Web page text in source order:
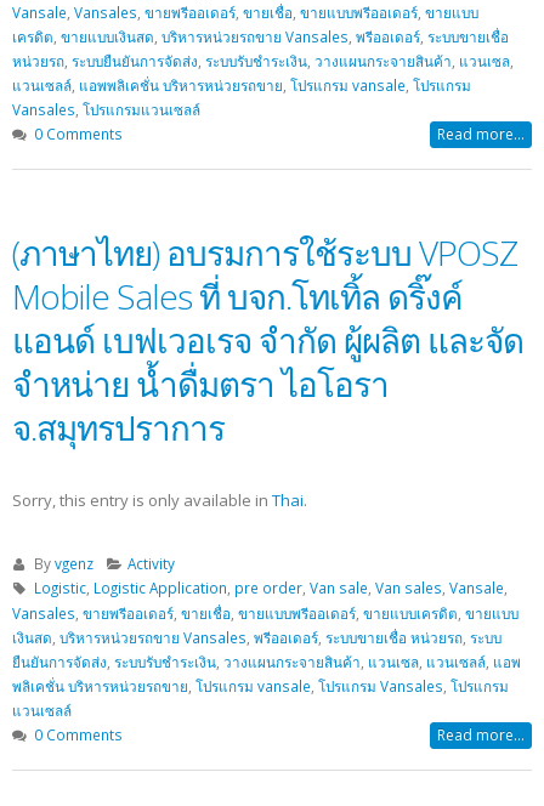
Vansale, Vansales, ขายพรีออเดอร์, ขายเชื่อ, ขายแบบพรีออเดอร์, ขายแบบ
เครดิต, ขายแบบเงินสด, บริหารหน่วยรถขาย Vansales, พรีออเดอร์, ระบบขายเชื่อ
หน่วยรถ, ระบบยืนยันการจัดส่ง, ระบบรับชำระเงิน, วางแผนกระจายสินค้า, แวนเซล,
แวนเซลล์, แอพพลิเคชั่น บริหารหน่วยรถขาย, โปรแกรม vansale, โปรแกรม
Vansales, โปรแกรมแวนเซลล์
0 Comments
Read more...
(ภาษาไทย) อบรมการใช้ระบบ VPOSZ
Mobile Sales ที่ บจก.โทเทิ้ล ดริ๊งค์
แอนด์ เบฟเวอเรจ จำกัด ผู้ผลิต และจัด
จำหน่าย น้ำดื่มตรา ไอโอรา
จ.สมุทรปราการ
Sorry, this entry is only available in Thai.
Byvgenz
Activity
Logistic, Logistic Application, pre order, Van sale, Van sales, Vansale,
Vansales ขายพรีออเดอร์ ขายเชื่อ ขายแบบพรีออเดอร์ ขายแบบเครดิต ขายแบบ
เงินสด บริหารหน่วยรถขาย Vansales พรีออเดอร์ ระบบขายเชื่อ หน่วยรถ ระบบ
ยืนยันการจัดส่ง ระบบรับชำระเงิน วางแผนกระจายสินค้า แวนเซล แวนเซลล์ แอพ
พลิเคชั่น บริหารหน่วยรถขาย โปรแกรม vansale โปรแกรม Vansales โปรแกรม
แวนเซลล์
0 Comments
Read more...